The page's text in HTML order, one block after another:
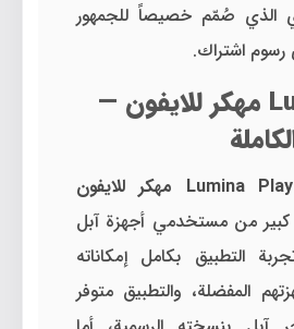
الذي صُمّم خصيصاً للجمهور
رسوم اشتراك.
Lumina Play مهكر للايفون —
من مستخدمي أجهزة آبل
التطبيق بكامل إمكاناته
المفضلة، والتطبيق متوفر